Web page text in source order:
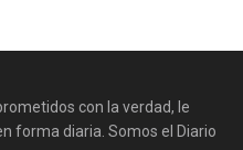
con la verdad, le
forma diaria. Somos el Diario